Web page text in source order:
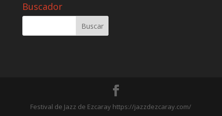
Buscador
Festival de Jazz de Ezcaray https://jazzdezcaray.com/